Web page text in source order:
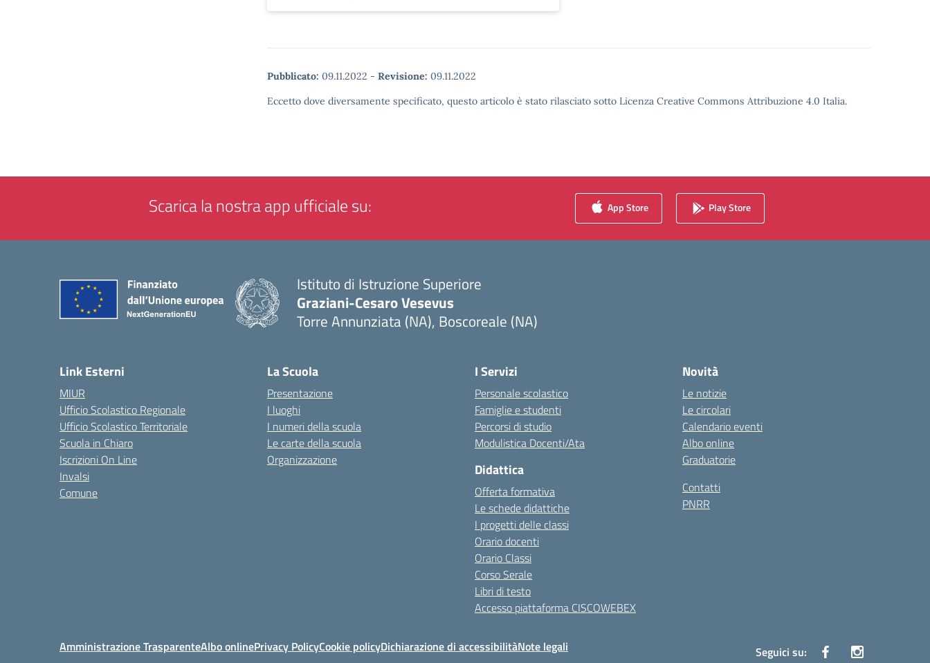
Pubblicato: 09.11.2022 - Revisione: 09.11.2022
Eccetto dove diversamente specificato, questo articolo è stato rilasciato sotto Licenza Creative Commons Attribuzione 4.0 Italia.
Scarica la nostra app ufficiale su: App Store Play Store
Istituto di Istruzione Superiore
Graziani-Cesaro Vesevus
Torre Annunziata (NA), Boscoreale (NA)
Link Esterni
MIUR
Ufficio Scolastico Regionale
Ufficio Scolastico Territoriale
Scuola in Chiaro
Iscrizioni On Line
Invalsi
Comune
La Scuola
Presentazione
I luoghi
I numeri della scuola
Le carte della scuola
Organizzazione
I Servizi
Personale scolastico
Famiglie e studenti
Percorsi di studio
Modulistica Docenti/Ata
Didattica
Offerta formativa
Le schede didattiche
I progetti delle classi
Orario docenti
Orario Classi
Corso Serale
Libri di testo
Accesso piattaforma CISCOWEBEX
Novità
Le notizie
Le circolari
Calendario eventi
Albo online
Graduatorie
Contatti
PNRR
Amministrazione TrasparenteAlbo onlinePrivacy PolicyCookie policyDichiarazione di accessibilitàNote legali Seguici su: